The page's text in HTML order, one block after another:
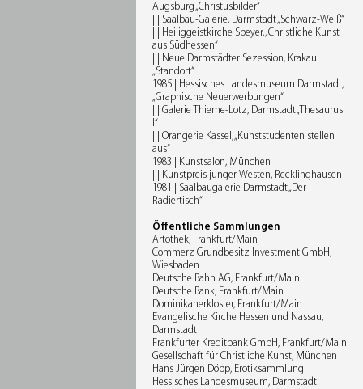
Augsburg „Christusbilder“
| | Saalbau-Galerie, Darmstadt „Schwarz-Weiß“
| | Heiliggeistkirche Speyer, „Christliche Kunst
aus Südhessen“
| | Neue Darmstädter Sezession, Krakau
„Standort“
1985 | Hessisches Landesmuseum Darmstadt,
„Graphische Neuerwerbungen“
| | Galerie Thieme-Lotz, Darmstadt „Thesaurus
I“
| | Orangerie Kassel, „Kunststudenten stellen
aus“
1983 | Kunstsalon, München
| | Kunstpreis junger Westen, Recklinghausen
1981 | Saalbaugalerie Darmstadt „Der
Radiertisch“
Öffentliche Sammlungen
Artothek, Frankfurt/Main
Commerz Grundbesitz Investment GmbH,
Wiesbaden
Deutsche Bahn AG, Frankfurt/Main
Deutsche Bank, Frankfurt/Main
Dominikanerkloster, Frankfurt/Main
Evangelische Kirche Hessen und Nassau,
Darmstadt
Frankfurter Kreditbank GmbH, Frankfurt/Main
Gesellschaft für Christliche Kunst, München
Hans Jürgen Döpp, Erotiksammlung
Hessisches Landesmuseum, Darmstadt